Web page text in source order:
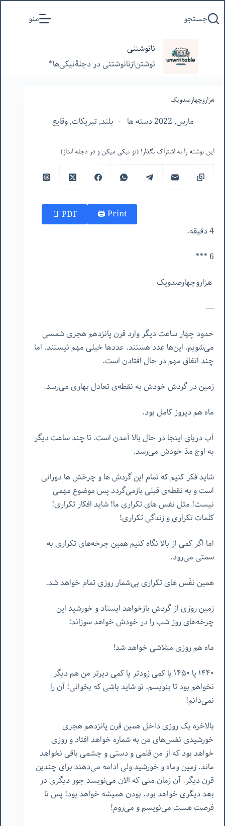
به
جستجو منو
نانوشتنی
نوشتن‌از‌نانوشتنی‌ در‌ دجلۀنیکی‌ها*
هزاروچهارصدویک
مارس, 2022 دسته ها بلند,تبریکات,وقایع
این نوشته را به اشتراک بگذار! (تو نیکی میکن و در دجله انداز)
Print 🖨
PDF 📄
4 دقیقه.
6 ***
هزاروچهارصدویک
—
حدود چهار ساعت دیگر وارد قرن پانزدهم هجری شمسی
می‌شویم. این‌ها عدد هستند. عددها خیلی مهم نیستند. اما
چند اتفاق مهم در حال افتادن است.
زمین در گردش خودش به نقطه‌ی تعادل بهاری می‌رسد.
ماه هم دیروز کامل بود.
آب دریای اینجا در حال بالا آمدن است. تا چند ساعت دیگر
به اوج مدّ خودش می‌رسد.
شاید فکر کنیم که تمام این گردش ها و چرخش ها دورانی
است و به نقطه‌ی قبلی بازمی‌گردد پس موضوع مهمی
نیست! مثل نفس های تکراری ما! شاید افکار تکراری!
کلمات تکراری و زندگی تکراری!
اما اگر کمی از بالا نگاه کنیم همین چرخه‌های تکراری به
سمتی می‌رود.
همین نفَس های تکراری بی‌شمار روزی تمام خواهد شد.
زمین روزی از گردش بازخواهد ایستاد و خورشید این
چرخه‌های روز شب را در خودش خواهد سوزاند!
ماه هم روزی متلاشی خواهد شد!
١۴۴٠ یا ١۴۵٠ یا کمی زودتر یا کمی دیرتر من هم دیگر
نخواهم بود تا بنویسم. تو شاید باشی که بخوانی! آن را
نمی‌دانم!
بالاخره یک روزی داخل همین قرن پانزدهم هجری
خورشیدی نفس‌های من به شماره خواهد افتاد و روزی
خواهد بود که از من قلمی و دستی و چشمی باقی نخواهد
ماند. زمین وماه و خورشید ولی ادامه می‌دهند برای چندین
قرن دیگر. آن زمان منی که الان می‌نویسد جور دیگری در
بعد دیگری خواهد بود. بودن همیشه خواهد بود! پس تا
فرصت هست می‌نویسم و می‌روم!